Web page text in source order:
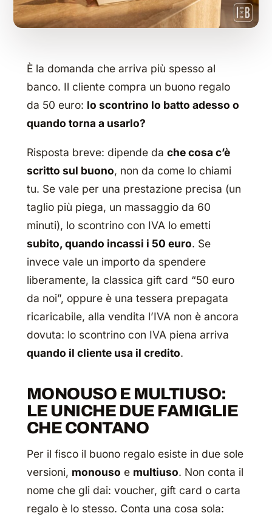
È la domanda che arriva più spesso al
banco. Il cliente compra un buono regalo
da 50 euro: lo scontrino lo batto adesso o
quando torna a usarlo?
Risposta breve: dipende da che cosa c’è
scritto sul buono, non da come lo chiami
tu. Se vale per una prestazione precisa (un
taglio più piega, un massaggio da 60
minuti), lo scontrino con IVA lo emetti
subito, quando incassi i 50 euro. Se
invece vale un importo da spendere
liberamente, la classica gift card “50 euro
da noi”, oppure è una tessera prepagata
ricaricabile, alla vendita l’IVA non è ancora
dovuta: lo scontrino con IVA piena arriva
quando il cliente usa il credito.
MONOUSO E MULTIUSO:
LE UNICHE DUE FAMIGLIE
CHE CONTANO
Per il fisco il buono regalo esiste in due sole
versioni, monouso e multiuso. Non conta il
nome che gli dai: voucher, gift card o carta
regalo è lo stesso. Conta una cosa sola: